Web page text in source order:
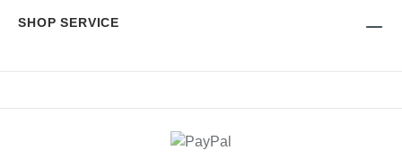
SHOP SERVICE